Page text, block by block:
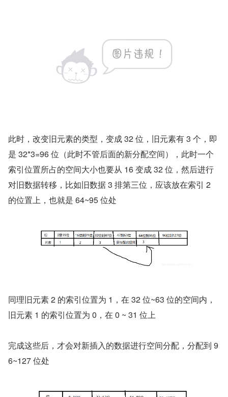
此时，改变旧元素的类型，变成 32 位，旧元素有 3 个，即
是 32*3=96 位（此时不管后面的新分配空间），此时一个
索引位置所占的空间大小也要从 16 变成 32 位，然后进行
对旧数据转移，比如旧数据 3 排第三位，应该放在索引 2
的位置上，也就是 64~95 位处
同理旧元素 2 的索引位置为 1，在 32 位~63 位的空间内，
旧元素 1 的索引位置为 0，在 0 ~ 31 位上
完成这些后，才会对新插入的数据进行空间分配，分配到 9
6~127 位处